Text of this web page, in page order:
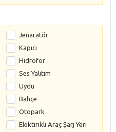
Jenaratör
Kapıcı
Hidrofor
Ses Yalıtım
Uydu
Bahçe
Otopark
Elektirikli Araç Şarj Yeri